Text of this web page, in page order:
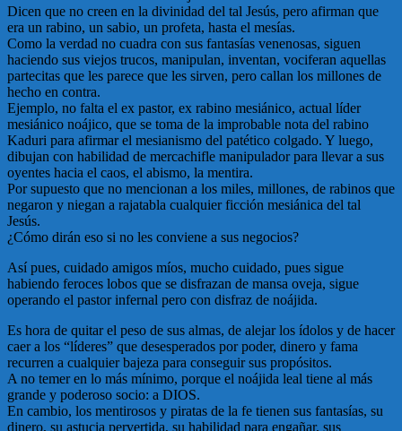
Dicen que no creen en la divinidad del tal Jesús, pero afirman que
era un rabino, un sabio, un profeta, hasta el mesías.
Como la verdad no cuadra con sus fantasías venenosas, siguen
haciendo sus viejos trucos, manipulan, inventan, vociferan aquellas
partecitas que les parece que les sirven, pero callan los millones de
hecho en contra.
Ejemplo, no falta el ex pastor, ex rabino mesiánico, actual líder
mesiánico noájico, que se toma de la improbable nota del rabino
Kaduri para afirmar el mesianismo del patético colgado. Y luego,
dibujan con habilidad de mercachifle manipulador para llevar a sus
oyentes hacia el caos, el abismo, la mentira.
Por supuesto que no mencionan a los miles, millones, de rabinos que
negaron y niegan a rajatabla cualquier ficción mesiánica del tal
Jesús.
¿Cómo dirán eso si no les conviene a sus negocios?
Así pues, cuidado amigos míos, mucho cuidado, pues sigue
habiendo feroces lobos que se disfrazan de mansa oveja, sigue
operando el pastor infernal pero con disfraz de noájida.
Es hora de quitar el peso de sus almas, de alejar los ídolos y de hacer
caer a los “líderes” que desesperados por poder, dinero y fama
recurren a cualquier bajeza para conseguir sus propósitos.
A no temer en lo más mínimo, porque el noájida leal tiene al más
grande y poderoso socio: a DIOS.
En cambio, los mentirosos y piratas de la fe tienen sus fantasías, su
dinero, su astucia pervertida, su habilidad para engañar, sus